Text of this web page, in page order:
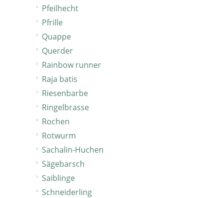
Pfeilhecht
Pfrille
Quappe
Querder
Rainbow runner
Raja batis
Riesenbarbe
Ringelbrasse
Rochen
Rotwurm
Sachalin-Huchen
Sägebarsch
Saiblinge
Schneiderling